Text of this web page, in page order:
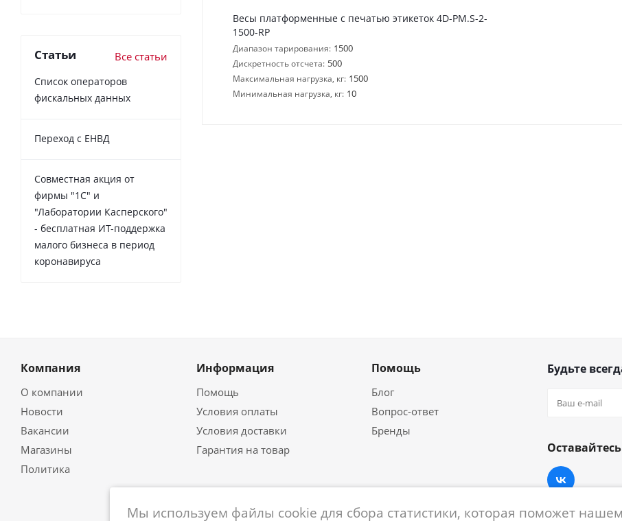
Весы платформенные с печатью этикеток 4D-PM.S-2-
1500-RP
Диапазон тарирования: 1500
Дискретность отсчета: 500
Максимальная нагрузка, кг: 1500
Минимальная нагрузка, кг: 10
Статьи Все статьи
Список операторов
фискальных данных
Переход с ЕНВД
Совместная акция от
фирмы "1С" и
"Лаборатории Касперского"
- бесплатная ИТ-поддержка
малого бизнеса в период
коронавируса
Компания
О компании
Новости
Вакансии
Магазины
Политика
Информация
Помощь
Условия оплаты
Условия доставки
Гарантия на товар
Помощь
Блог
Вопрос-ответ
Бренды
Будьте
Мы используем файлы cookie для сбора статистики, которая поможет